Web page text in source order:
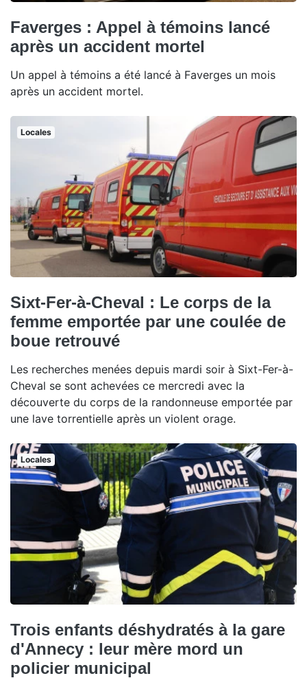
Faverges : Appel à témoins lancé
après un accident mortel
Un appel à témoins a été lancé à Faverges un mois
après un accident mortel.
Locales
Sixt-Fer-à-Cheval : Le corps de la
femme emportée par une coulée de
boue retrouvé
Les recherches menées depuis mardi soir à Sixt-Fer-à-
Cheval se sont achevées ce mercredi avec la
découverte du corps de la randonneuse emportée par
une lave torrentielle après un violent orage.
Locales
Trois enfants déshydratés à la gare
d'Annecy : leur mère mord un
policier municipal